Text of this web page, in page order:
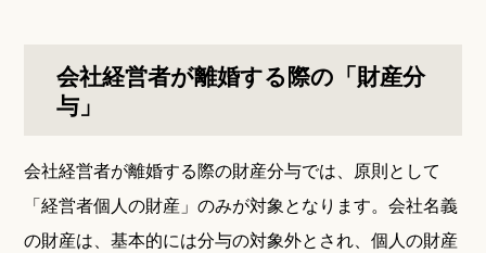
会社経営者が離婚する際の「財産分
与」
会社経営者が離婚する際の財産分与では、原則として
「経営者個人の財産」のみが対象となります。会社名義
の財産は、基本的には分与の対象外とされ、個人の財産